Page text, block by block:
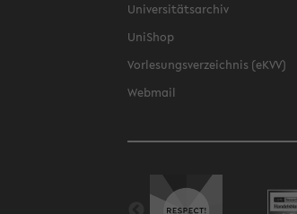
Universitätsarchiv
UniShop
Vorlesungsverzeichnis (eKVV)
Webmail